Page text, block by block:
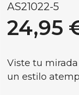
AS21022-5
24,95
Viste tu mirada
un estilo